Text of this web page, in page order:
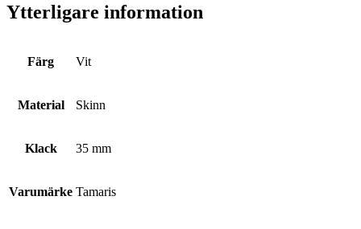
Ytterligare information
Färg Vit
Material Skinn
Klack 35 mm
Varumärke Tamaris